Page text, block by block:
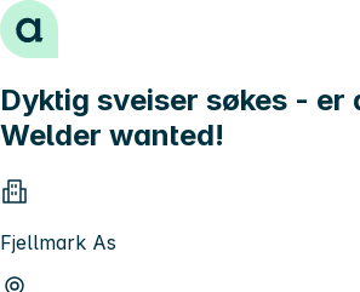
Hopp til innhold
Dyktig sveiser søkes - er
Welder wanted!
Fjellmark As